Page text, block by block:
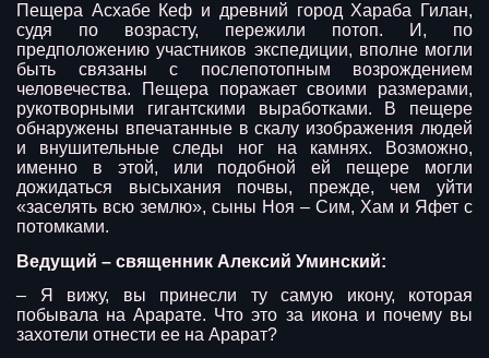
Пещера Асхабе Кеф и древний город Хараба Гилан,
судя по возрасту, пережили потоп. И, по
предположению участников экспедиции, вполне могли
быть связаны с послепотопным возрождением
человечества. Пещера поражает своими размерами,
рукотворными гигантскими выработками. В пещере
обнаружены впечатанные в скалу изображения людей
и внушительные следы ног на камнях. Возможно,
именно в этой, или подобной ей пещере могли
дожидаться высыхания почвы, прежде, чем уйти
«заселять всю землю», сыны Ноя – Сим, Хам и Яфет с
потомками.
Ведущий – священник Алексий Уминский:
– Я вижу, вы принесли ту самую икону, которая
побывала на Арарате. Что это за икона и почему вы
захотели отнести ее на Арарат?